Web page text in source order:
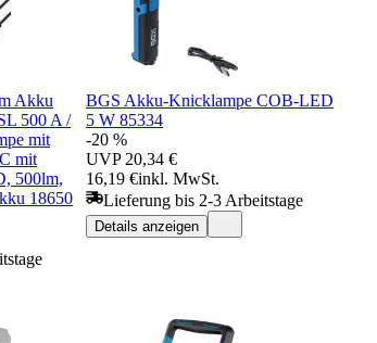
Akku
500 A /
mit
mit
500lm,
18650
BGS Akku-Knicklampe COB-LED
5 W 85334
-20 %
UVP 20,34 €
16,19 €inkl. MwSt.
Lieferung bis 2-3 Arbeitstage
Details anzeigen